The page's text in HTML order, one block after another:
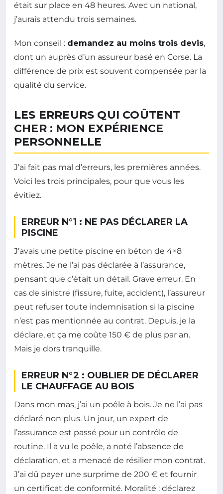
était sur place en 48 heures. Avec un national,
j’aurais attendu trois semaines.
Mon conseil : demandez au moins trois devis,
dont un auprès d’un assureur basé en Corse. La
différence de prix est souvent compensée par la
qualité du service.
LES ERREURS QUI COÛTENT
CHER : MON EXPÉRIENCE
PERSONNELLE
J’ai fait pas mal d’erreurs, les premières années.
Voici les trois principales, pour que vous les
évitiez.
ERREUR N°1 : NE PAS DÉCLARER LA
PISCINE
J’avais une petite piscine en béton de 4×8
mètres. Je ne l’ai pas déclarée à l’assurance,
pensant que c’était un détail. Grave erreur. En
cas de sinistre (fissure, fuite, accident), l’assureur
peut refuser toute indemnisation si la piscine
n’est pas mentionnée au contrat. Depuis, je la
déclare, et ça me coûte 150 € de plus par an.
Mais je dors tranquille.
ERREUR N°2 : OUBLIER DE DÉCLARER
LE CHAUFFAGE AU BOIS
Dans mon mas, j’ai un poêle à bois. Je ne l’ai pas
déclaré non plus. Un jour, un expert de
l’assurance est passé pour un contrôle de
routine. Il a vu le poêle, a noté l’absence de
déclaration, et a menacé de résilier mon contrat.
J’ai dû payer une surprime de 200 € et fournir
un certificat de conformité. Moralité : déclarez